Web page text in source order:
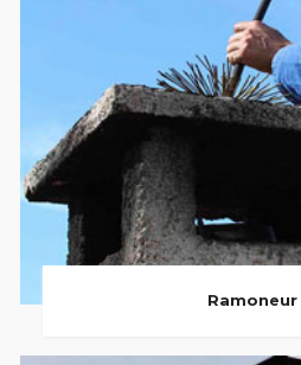
Ramoneur